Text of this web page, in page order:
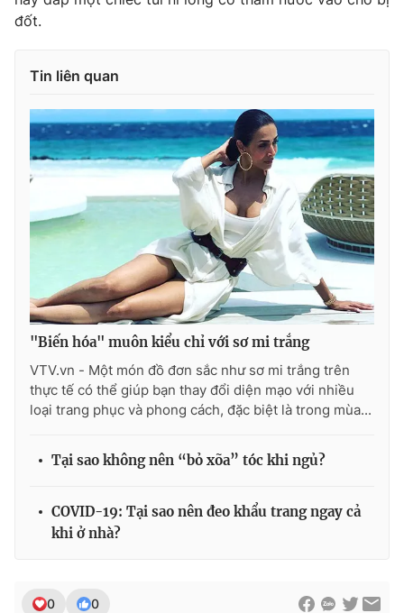
đốt.
Tin liên quan
"Biến hóa" muôn kiểu chỉ với sơ mi trắng
VTV.vn - Một món đồ đơn sắc như sơ mi trắng trên
thực tế có thể giúp bạn thay đổi diện mạo với nhiều
loại trang phục và phong cách, đặc biệt là trong mùa...
Tại sao không nên “bỏ xõa” tóc khi ngủ?
COVID-19: Tại sao nên đeo khẩu trang ngay cả
khi ở nhà?
0 0